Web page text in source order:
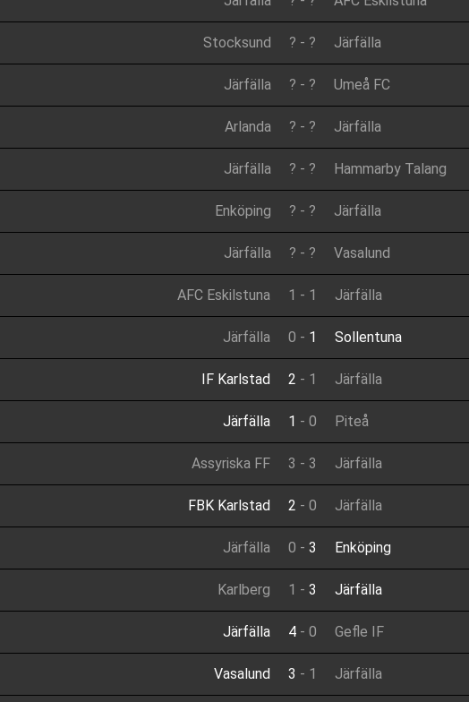
Stocksund ? - ? Järfälla
Järfälla ? - ? Umeå FC
Arlanda ? - ? Järfälla
Järfälla ? - ? Hammarby Talang
Enköping ? - ? Järfälla
Järfälla ? - ? Vasalund
AFC Eskilstuna 1 - 1 Järfälla
Järfälla 0 - 1 Sollentuna
IF Karlstad 2 - 1 Järfälla
Järfälla 1 - 0 Piteå
Assyriska FF 3 - 3 Järfälla
FBK Karlstad 2 - 0 Järfälla
Järfälla 0 - 3 Enköping
Karlberg 1 - 3 Järfälla
Järfälla 4 - 0 Gefle IF
Vasalund 3 - 1 Järfälla